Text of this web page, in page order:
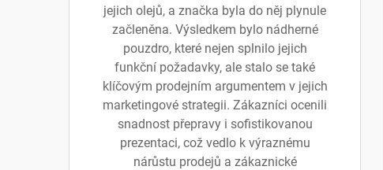
jejich olejů, a značka byla do něj plynule
začleněna. Výsledkem bylo nádherné
pouzdro, které nejen splnilo jejich
funkční požadavky, ale stalo se také
klíčovým prodejním argumentem v jejich
marketingové strategii. Zákazníci ocenili
snadnost přepravy i sofistikovanou
prezentaci, což vedlo k výraznému
nárůstu prodejů a zákaznické